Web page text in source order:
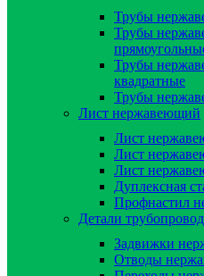
Трубы
Трубы
Трубы
квадратные
Трубы
Лист нержавеющий
Лист
Лист
Лист
Дуплексная
Профнастил
Детали
Задвижки
Отводы